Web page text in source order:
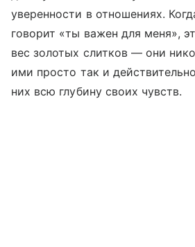
уверенности в отношениях.
говорит «ты важен для меня»,
вес золотых слитков — они
ими просто так и
них всю глубину своих чувств.